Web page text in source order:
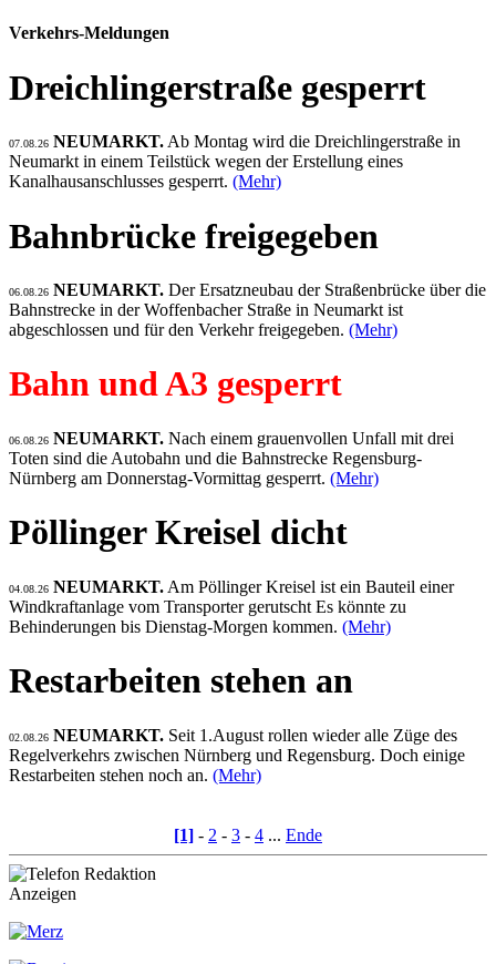
Verkehrs-Meldungen
Dreichlingerstraße gesperrt
07.08.26 NEUMARKT. Ab Montag wird die Dreichlingerstraße in
Neumarkt in einem Teilstück wegen der Erstellung eines
Kanalhausanschlusses gesperrt. (Mehr)
Bahnbrücke freigegeben
06.08.26 NEUMARKT. Der Ersatzneubau der Straßenbrücke über die
Bahnstrecke in der Woffenbacher Straße in Neumarkt ist
abgeschlossen und für den Verkehr freigegeben. (Mehr)
Bahn und A3 gesperrt
06.08.26 NEUMARKT. Nach einem grauenvollen Unfall mit drei
Toten sind die Autobahn und die Bahnstrecke Regensburg-
Nürnberg am Donnerstag-Vormittag gesperrt. (Mehr)
Pöllinger Kreisel dicht
04.08.26 NEUMARKT. Am Pöllinger Kreisel ist ein Bauteil einer
Windkraftanlage vom Transporter gerutscht Es könnte zu
Behinderungen bis Dienstag-Morgen kommen. (Mehr)
Restarbeiten stehen an
02.08.26 NEUMARKT. Seit 1.August rollen wieder alle Züge des
Regelverkehrs zwischen Nürnberg und Regensburg. Doch einige
Restarbeiten stehen noch an. (Mehr)
[1] - 2 - 3 - 4 ... Ende
Anzeigen